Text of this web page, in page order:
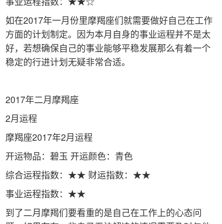
如在2017年一月份里摩羯座们就需要做好自己在工作
方面的计划制定。因为本月自身的事业运程并不是太
好，若想确保自己的事业能够平稳发展那么有着一个
稳定的行进计划无疑非常合适。
2017年二月摩羯座
2月运程
摩羯座2017年2月运程
开运物品：碧玉 开运颜色：青色
综合运程指数：★★ 财运指数：★★
事业运程指数：★★
到了二月摩羯们要看重的是自己在工作上的心态问